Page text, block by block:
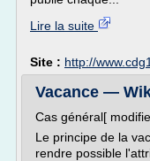
Lire la suite
Site : http://
Vacance —
Cas général[
Le principe de la
rendre possible